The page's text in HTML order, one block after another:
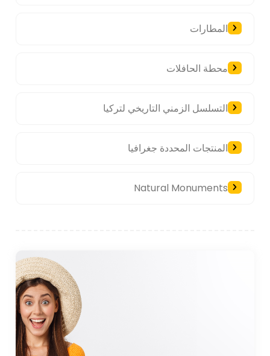
المطارات
محطة الحافلات
التسلسل الزمني التاريخي لتركيا
المنتجات المحددة جغرافيا
Natural Monuments